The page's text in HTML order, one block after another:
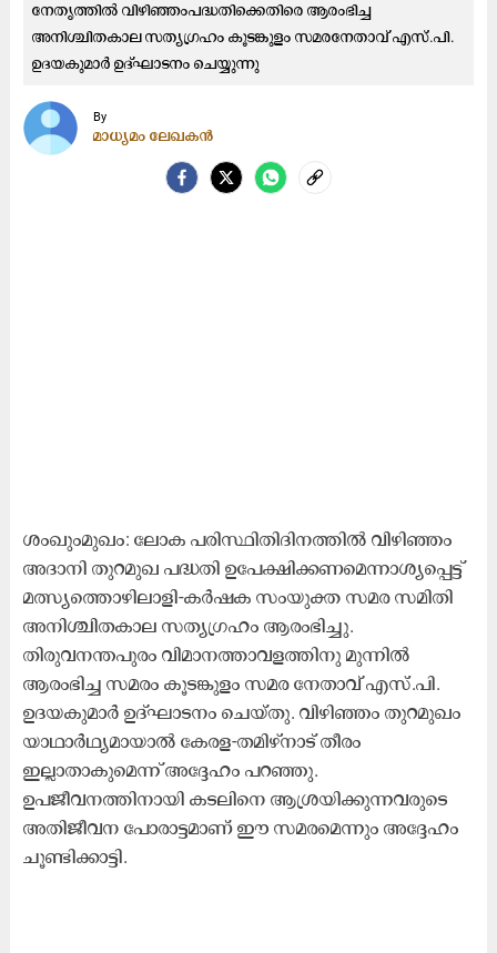
നേതൃത്തിൽ വിഴിഞ്ഞംപദ്ധതിക്കെതിരെ ആരംഭിച്ച
അനിശ്ചിതകാല സത്യഗ്രഹം കൂടങ്കുളം സമരനേതാവ് എസ്.പി.
ഉദയകുമാർ ഉദ്ഘാടനം ചെയ്യുന്നു
By
മാധ്യമം ലേഖകൻ
ശംഖുംമുഖം: ലോക പരിസ്ഥിതിദിനത്തിൽ വിഴിഞ്ഞം
അദാനി തുറമുഖ പദ്ധതി ഉപേക്ഷിക്കണമെന്നാശ്യപ്പെട്ട്
മത്സ്യത്തൊഴിലാളി-കർഷക സംയുക്ത സമര സമിതി
അനിശ്ചിതകാല സത്യഗ്രഹം ആരംഭിച്ചു.
തിരുവനന്തപുരം വിമാനത്താവളത്തിനു മുന്നിൽ
ആരംഭിച്ച സമരം കൂടങ്കുളം സമര നേതാവ് എസ്.പി.
ഉദയകുമാർ ഉദ്ഘാടനം ചെയ്തു. വിഴിഞ്ഞം തുറമുഖം
യാഥാർഥ്യമായാൽ കേരള-തമിഴ്നാട് തീരം
ഇല്ലാതാകുമെന്ന് അദ്ദേഹം പറഞ്ഞു.
ഉപജീവനത്തിനായി കടലിനെ ആശ്രയിക്കുന്നവരുടെ
അതിജീവന പോരാട്ടമാണ് ഈ സമരമെന്നും അദ്ദേഹം
ചൂണ്ടിക്കാട്ടി.